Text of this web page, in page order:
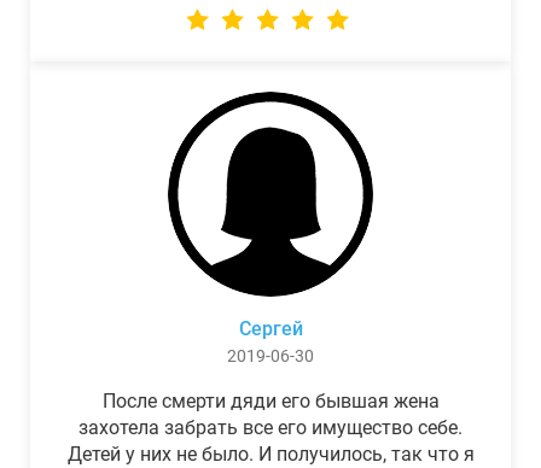
Сергей
2019-06-30
После смерти дяди его бывшая жена
захотела забрать все его имущество себе.
Детей у них не было. И получилось, так что я